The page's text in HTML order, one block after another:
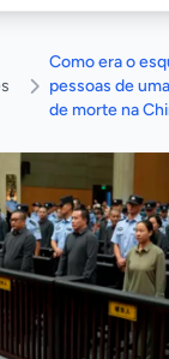
Como era o
pessoas de
de morte na